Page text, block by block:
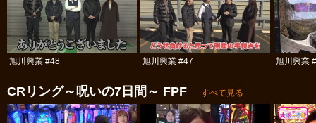
旭川興業 #48 旭川興業 #47 旭川興業
CRリング～呪いの7日間～ FPF すべて見る